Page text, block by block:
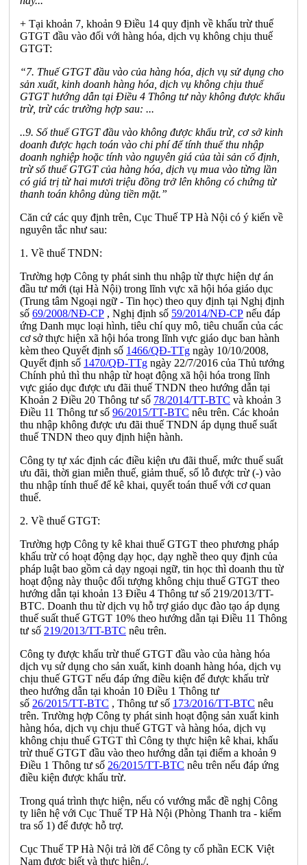
+ Tại khoản 7, khoản 9 Điều 14 quy định về khấu trừ thuế
GTGT đầu vào đối với hàng hóa, dịch vụ không chịu thuế
GTGT:
“7. Thuế GTGT đầu vào của hàng hóa, dịch vụ sử dụng cho
sản xuất, kinh doanh hàng hóa, dịch vụ không chịu thuế
GTGT hướng dẫn tại Điều 4 Thông tưnày không được khấu
trừ, trừ các trường hợp sau: ...
..9. Số thuế GTGT đầu vào không được khấu trừ, cơ sở kinh
doanh được hạch toán vào chi phí để tính thuế thu nhập
doanh nghiệp hoặc tính vào nguyên giá của tài sản cố định,
trừ số thuế GTGT của hàng hóa, dịch vụ mua vào từng lần
có giá trị từ hai mươi triệu đồng trở lên không có chứng từ
thanh toán không dùng tiền mặt.”
Căn cứ các quy định trên, Cục Thuế TP Hà Nội có ý kiến về
nguyên tắc như sau:
1. Về thuế TNDN:
Trường hợp Công ty phát sinh thu nhập từ thực hiện dự án
đầu tư mới (tại Hà Nội) trong lĩnh vực xã hội hóa giáo dục
(Trung tâm Ngoại ngữ - Tin học) theo quy định tại Nghị định
số 69/2008/NĐ-CP , Nghị định số 59/2014/NĐ-CP nếu đáp
ứng Danh mục loại hình, tiêu chí quy mô, tiêu chuẩn của các
cơ sở thực hiện xã hội hóa trong lĩnh vực giáo dục ban hành
kèm theo Quyết định số 1466/QĐ-TTg ngày 10/10/2008,
Quyết định số 1470/QĐ-TTg ngày 22/7/2016 của Thủ tướng
Chính phủ thì thu nhập từ hoạt động xã hội hóa trong lĩnh
vực giáo dục được ưu đãi thuế TNDN theo hướng dẫn tại
Khoản 2 Điều 20 Thông tư số 78/2014/TT-BTC và khoản 3
Điều 11 Thông tư số 96/2015/TT-BTC nêu trên. Các khoản
thu nhập không được ưu đãi thuế TNDN áp dụng thuế suất
thuế TNDN theo quy định hiện hành.
Công ty tự xác định các điều kiện ưu đãi thuế, mức thuế suất
ưu đãi, thời gian miễn thuế, giảm thuế, số lỗ được trừ (-) vào
thu nhập tính thuế để kê khai, quyết toán thuế với cơ quan
thuế.
2. Về thuế GTGT:
Trường hợp Công ty kê khai thuế GTGT theo phương pháp
khấu trừ có hoạt động dạy học, dạy nghề theo quy định của
pháp luật bao gồm cả dạy ngoại ngữ, tin học thì doanh thu từ
hoạt động này thuộc đối tượng không chịu thuế GTGT theo
hướng dẫn tại khoản 13 Điều 4 Thông tư số 219/2013/TT-
BTC. Doanh thu từ dịch vụ hỗ trợ giáo dục đào tạo áp dụng
thuế suất thuế GTGT 10% theo hướng dẫn tại Điều 11 Thông
tư số 219/2013/TT-BTC nêu trên.
Công ty được khấu trừ thuế GTGT đầu vào của hàng hóa
dịch vụ sử dụng cho sản xuất, kinh doanh hàng hóa, dịch vụ
chịu thuế GTGT nếu đáp ứng điều kiện để được khấu trừ
theo hướng dẫn tại khoản 10 Điều 1 Thông tư
số 26/2015/TT-BTC , Thông tư số 173/2016/TT-BTC nêu
trên. Trường hợp Công ty phát sinh hoạt động sản xuất kinh
hàng hóa, dịch vụ chịu thuế GTGT và hàng hóa, dịch vụ
không chịu thuế GTGT thì Công ty thực hiện kê khai, khấu
trừ thuế GTGT đầu vào theo hướng dẫn tại điểm a khoản 9
Điều 1 Thông tư số 26/2015/TT-BTC nêu trên nếu đáp ứng
điều kiện được khấu trừ.
Trong quá trình thực hiện, nếu có vướng mắc đề nghị Công
ty liên hệ với Cục Thuế TP Hà Nội (Phòng Thanh tra - kiểm
tra số 1) để được hỗ trợ.
Cục Thuế TP Hà Nội trả lời để Công ty cổ phần ECK Việt
Nam được biết và thực hiện./.